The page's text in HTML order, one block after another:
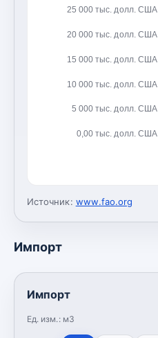
0,00 тыс. долл. США
5 000 тыс. долл. США
10 000 тыс. долл. США
15 000 тыс. долл. США
20 000 тыс. долл. США
25 000 тыс. долл. США
Источник: www.fao.org
Импорт
Импорт
Ед. изм.: м3